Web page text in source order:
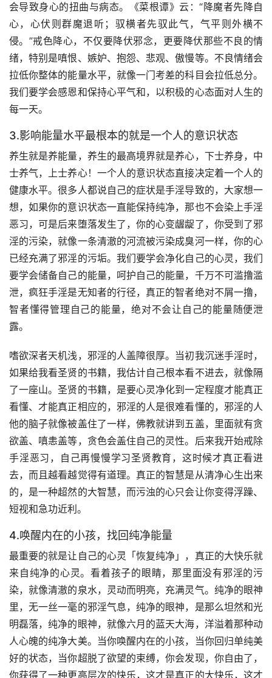
会导致身心的扭曲与病态。《菜根谭》云：“降魔者先降自
心，心伏则群魔退听；驭横者先驭此气，气平则外横不
侵。”戒色降心，不仅要降伏邪念，更要降伏那些不良的情
绪，特别是嗔恨、嫉妒、抱怨、悲观、傲慢等。不良情绪会
拉低你整体的能量水平，就像一门考差的科目会拉低总分。
我们要学会感恩和保持心平气和，以积极的心态面对人生的
每一天。
3.影响能量水平最根本的就是一个人的意识状态
养生就是养能量，养生的最高境界就是养心，下士养身，中
士养气，上士养心！一个人的意识状态直接决定着一个人的
健康水平。很多人都说自己的症状是手淫导致的，大家想一
想，如果你的意识状态一直能保持纯净，那也不会染上手淫
恶习，可是后来堕落发生了，你的心变龌龊了，你受到了邪
淫的污染，就像一条清澈的河流被污染成臭河一样，你的心
已经充满了邪淫的污垢。我们要学会净化自己的心灵，我们
要学会储备自己的能量，呵护自己的能量，千万不可滥撸滥
泄，疯狂手淫是无知者的行径，真正的智者绝对不屑一撸，
智者懂得管理自己的能量，绝对不会让自己的能量随便泄
露。
嗜欲深者天机浅，邪淫的人盖障很厚。当初我沉迷手淫时，
如果给我看圣贤的书籍，我估计自己根本看不进去，就像隔
了一座山。圣贤的书籍，是要心灵净化到一定程度才能真正
看懂、才能真正相应的，邪淫的人是很难看懂的，邪淫的人
他的脑子就像被盖住了一样，佛教就讲到五盖，里面就有贪
欲盖、嗔恚盖等，贪色会盖住自己的灵性。后来我开始戒除
手淫恶习，自己再慢慢学习圣贤教育，这时候才真正看进
去，而且越看越觉得有道理。真正的智慧是从清净心生出来
的，是一种超然的大智慧，而污浊的心只会让你变得浮躁、
短视和急功近利。
4.唤醒内在的小孩，找回纯净能量
最重要的就是让自己的心灵「恢复纯净」，真正的大快乐就
来自纯净的心灵。看着孩子的眼睛，那里面没有邪淫的污
染，就像清澈的泉水，灵动而明亮，充满灵气。纯净的眼神
里，无一丝一毫的邪淫气息，纯净的眼神，是那么坦然和光
明磊落，纯净的眼神，就像六月的蓝天大海，洋溢着那种动
人心魄的纯净大美。当你唤醒内在的小孩，当你回归单纯美
好的状态，当你超脱了欲望的束缚，你会发现，你自由了，
你获得了一种更高层次的快乐，这才是真正的大快乐，这才